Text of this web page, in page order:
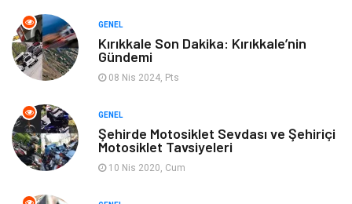
GENEL
Kırıkkale Son Dakika: Kırıkkale’nin
Gündemi
08 Nis 2024, Pts
GENEL
Şehirde Motosiklet Sevdası ve Şehiriçi
Motosiklet Tavsiyeleri
10 Nis 2020, Cum